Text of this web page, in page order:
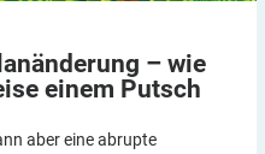
– wie
einem Putsch
aber eine abrupte